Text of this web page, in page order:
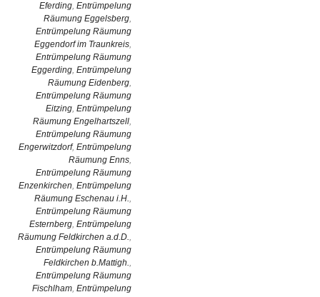
Eferding, Entrümpelung
Räumung Eggelsberg,
Entrümpelung Räumung
Eggendorf im Traunkreis,
Entrümpelung Räumung
Eggerding, Entrümpelung
Räumung Eidenberg,
Entrümpelung Räumung
Eitzing, Entrümpelung
Räumung Engelhartszell,
Entrümpelung Räumung
Engerwitzdorf, Entrümpelung
Räumung Enns,
Entrümpelung Räumung
Enzenkirchen, Entrümpelung
Räumung Eschenau i.H.,
Entrümpelung Räumung
Esternberg, Entrümpelung
Räumung Feldkirchen a.d.D.,
Entrümpelung Räumung
Feldkirchen b.Mattigh.,
Entrümpelung Räumung
Fischlham, Entrümpelung